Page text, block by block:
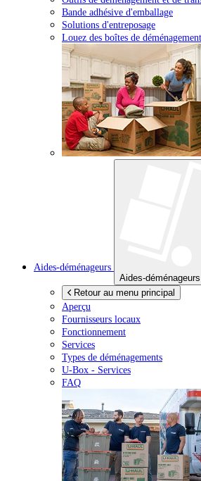
Bande adhésive d'emballage
Solutions d'entreposage
Louez des boîtes de
Aides-déménageurs
Aides-déménageurs
Retour au menu principal
Aperçu
Fournisseurs locaux
Fonctionnement
Services
Types de déménagements
U-Box - Services
FAQ